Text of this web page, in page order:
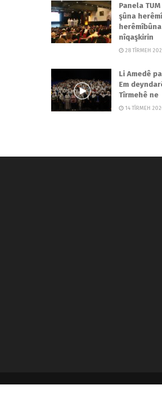
Panela
şûna
nîqaşkirin
28 TÎRMEH
Li Amedê
Em
Tîrmehê ne
14 TÎRMEH